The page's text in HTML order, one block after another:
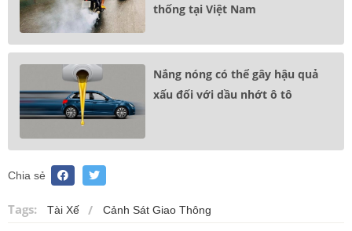
thống tại Việt Nam
Nắng nóng có thể gây hậu quả
xấu đối với dầu nhớt ô tô
Chia sẻ
Tags: Tài Xế Cảnh Sát Giao Thông